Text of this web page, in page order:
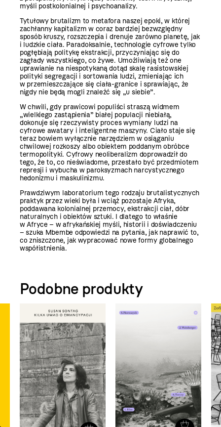
myśli postkolonialnej i psychoanalizy.
Tytułowy brutalizm to metafora naszej epoki, w której
zachłanny kapitalizm w coraz bardziej bezwzględny
sposób kruszy, rozszczepia i drenuje zarówno planetę, jak
i ludzkie ciała. Paradoksalnie, technologie cyfrowe tylko
pogłębiają politykę ekstrakcji, przyczyniając się do
zagłady wszystkiego, co żywe. Umożliwiają też one
uprawianie na niespotykaną dotąd skalę rasistowskiej
polityki segregacji i sortowania ludzi, zmieniając ich
w przemieszczające się ciała-granice i sprawiając, że
nigdy nie będą mogli znaleźć się „u siebie”.
W chwili, gdy prawicowi populiści straszą widmem
„wielkiego zastąpienia” białej populacji niebiałą,
dokonuje się rzeczywisty proces wymiany ludzi na
cyfrowe awatary i inteligentne maszyny. Ciało staje się
teraz bowiem wyłącznie narzędziem w osiąganiu
chwilowej rozkoszy albo obiektem poddanym obróbce
termopolityki. Cyfrowy neoliberalizm doprowadził do
tego, że to, co nieświadome, przestało być przedmiotem
represji i wybucha w paroksyzmach narcystycznego
hedonizmu i maskulinizmu.
Prawdziwym laboratorium tego rodzaju brutalistycznych
praktyk przez wieki była i wciąż pozostaje Afryka,
poddawana kolonialnej przemocy, ekstrakcji ciał, dóbr
naturalnych i obiektów sztuki. I dlatego to właśnie
w Afryce – w afrykańskiej myśli, historii i doświadczeniu
– szuka Mbembe odpowiedzi na pytania, jak naprawić to,
co zniszczone, jak wypracować nowe formy globalnego
współistnienia.
Podobne produkty